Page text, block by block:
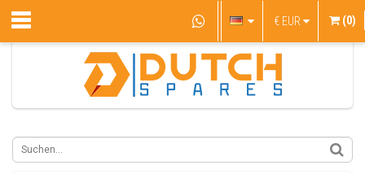
€ EUR (0)